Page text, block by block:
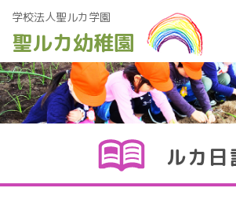
学校法人聖ルカ学園
聖ルカ幼稚園
Main Navigation
ルカ日